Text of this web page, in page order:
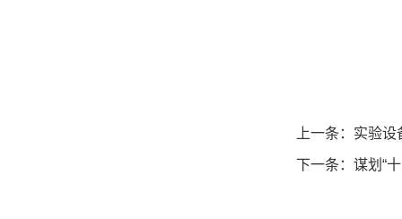
上一条： 实验设
下一条： 谋划“